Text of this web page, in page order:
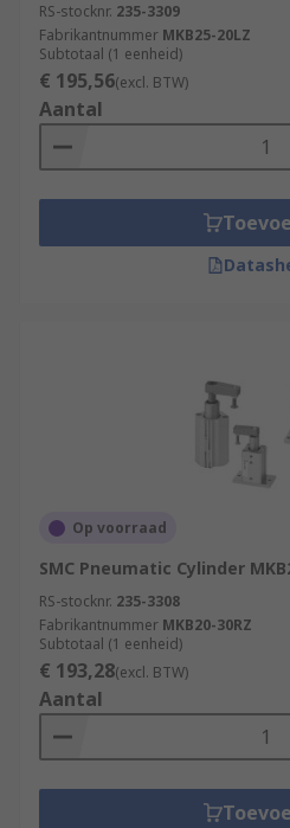
RS-stocknr. 235-3309
Fabrikantnummer MKB25-20LZ
Subtotaal (1 eenheid)
€ 195,56(excl. BTW)
Aantal
Op voorraad
SMC Pneumatic Cylinder
RS-stocknr. 235-3308
Fabrikantnummer MKB20-30RZ
Subtotaal (1 eenheid)
€ 193,28(excl. BTW)
Aantal